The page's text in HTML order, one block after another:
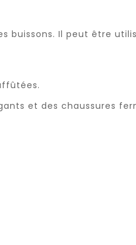
buissons. Il peut être
et des chaussures